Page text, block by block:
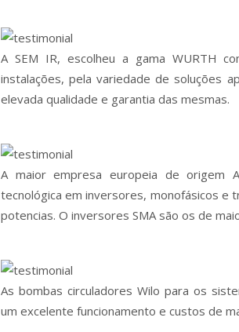
A SEM IR, escolheu a gama WURTH
instalações, pela variedade de soluções
elevada qualidade e garantia das mesmas.
A maior empresa europeia de origem
tecnológica em inversores, monofásicos e
potencias. O inversores SMA são os de
As bombas circuladores Wilo para os
um excelente funcionamento e custos de